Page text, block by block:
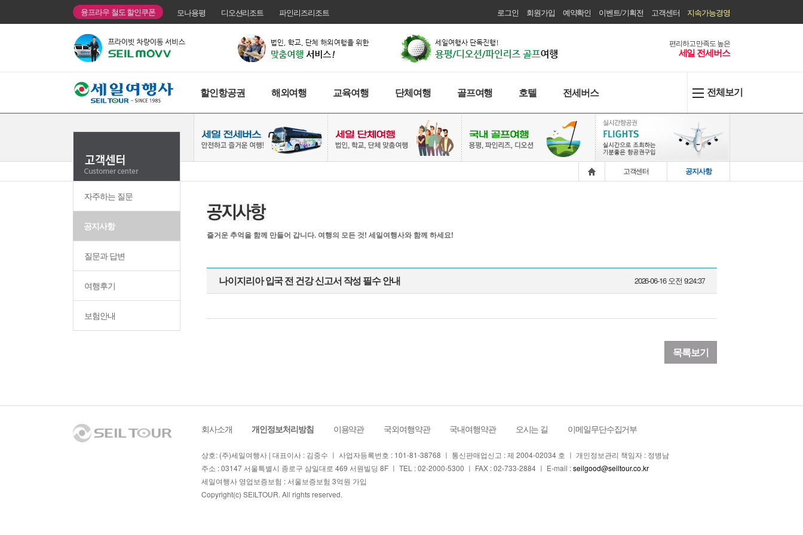
융프라우 철도 할인쿠폰 모나용평 디오션리조트 파인리즈리조트 로그인 회원가입 예약확인 이벤트/기획전 고객센터 지속가능경영
편리하고 만족도 높은
세일 전세버스
할인항공권 해외여행 교육여행 단체여행 골프여행 호텔 전세버스 전체보기
자주하는 질문
공지사항
질문과 답변
여행후기
보험안내
고객센터 공지사항
즐거운 추억을 함께 만들어 갑니다. 여행의 모든 것! 세일여행사와 함께 하세요!
나이지리아 입국 전 건강 신고서 작성 필수 안내 2026-06-16 오전 9:24:37
목록보기
회사소개 개인정보처리방침 이용약관 국외여행약관 국내여행약관 오시는 길 이메일무단수집거부
상호: (주)세일여행사 | 대표이사 : 김중수 ㅣ 사업자등록번호 : 101-81-38768 ㅣ 통신판매업신고 : 제 2004-02034 호 ㅣ 개인정보관리 책임자 : 정병남
주소 : 03147 서울특별시 종로구 삼일대로 469 서원빌딩 8F ㅣ TEL : 02-2000-5300 ㅣ FAX : 02-733-2884 ㅣ E-mail :seilgood@seiltour.co.kr
세일여행사 영업보증보험 : 서울보증보험 3억원 가입
Copyright(c) SEILTOUR. All rights reserved.